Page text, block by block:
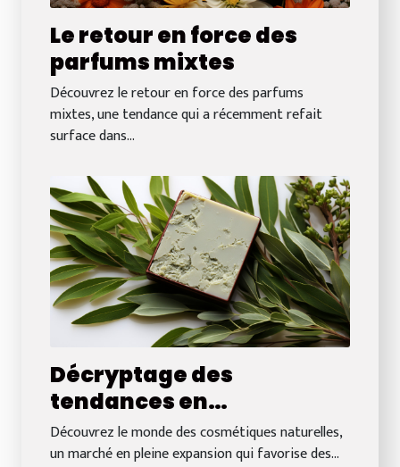
Le retour en force des
parfums mixtes
Découvrez le retour en force des parfums
mixtes, une tendance qui a récemment refait
surface dans...
Décryptage des
tendances en
cosmétiques naturelles
Découvrez le monde des cosmétiques naturelles,
un marché en pleine expansion qui favorise des...